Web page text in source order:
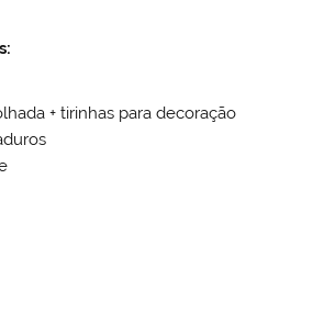
+ tirinhas para decoração